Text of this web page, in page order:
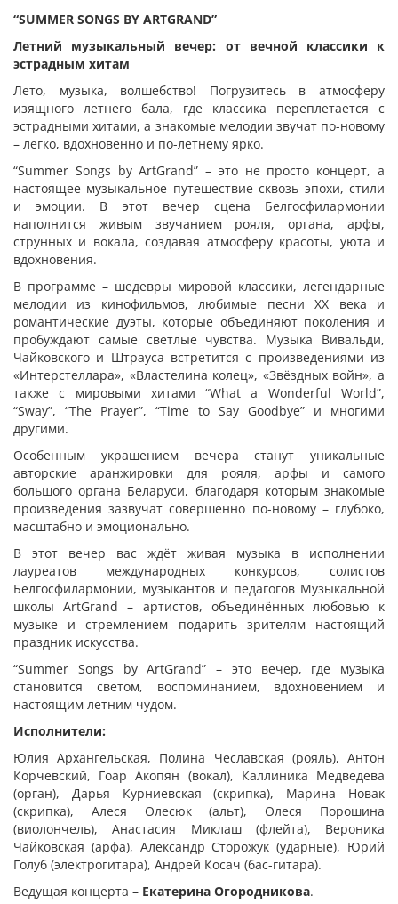
“SUMMER SONGS BY ARTGRAND”
Летний музыкальный вечер: от вечной классики к
эстрадным хитам
Лето, музыка, волшебство! Погрузитесь в атмосферу
изящного летнего бала, где классика переплетается с
эстрадными хитами, а знакомые мелодии звучат по-новому
– легко, вдохновенно и по-летнему ярко.
“Summer Songs by ArtGrand” – это не просто концерт, а
настоящее музыкальное путешествие сквозь эпохи, стили
и эмоции. В этот вечер сцена Белгосфилармонии
наполнится живым звучанием рояля, органа, арфы,
струнных и вокала, создавая атмосферу красоты, уюта и
вдохновения.
В программе – шедевры мировой классики, легендарные
мелодии из кинофильмов, любимые песни XX века и
романтические дуэты, которые объединяют поколения и
пробуждают самые светлые чувства. Музыка Вивальди,
Чайковского и Штрауса встретится с произведениями из
«Интерстеллара», «Властелина колец», «Звёздных войн», а
также с мировыми хитами “What a Wonderful World”,
“Sway”, “The Prayer”, “Time to Say Goodbye” и многими
другими.
Особенным украшением вечера станут уникальные
авторские аранжировки для рояля, арфы и самого
большого органа Беларуси, благодаря которым знакомые
произведения зазвучат совершенно по-новому – глубоко,
масштабно и эмоционально.
В этот вечер вас ждёт живая музыка в исполнении
лауреатов международных конкурсов, солистов
Белгосфилармонии, музыкантов и педагогов Музыкальной
школы ArtGrand – артистов, объединённых любовью к
музыке и стремлением подарить зрителям настоящий
праздник искусства.
“Summer Songs by ArtGrand” – это вечер, где музыка
становится светом, воспоминанием, вдохновением и
настоящим летним чудом.
Исполнители:
Юлия Архангельская, Полина Чеславская (рояль), Антон
Корчевский, Гоар Акопян (вокал), Каллиника Медведева
(орган), Дарья Курниевская (скрипка), Марина Новак
(скрипка), Алеся Олесюк (альт), Олеся Порошина
(виолончель), Анастасия Миклаш (флейта), Вероника
Чайковская (арфа), Александр Сторожук (ударные), Юрий
Голуб (электрогитара), Андрей Косач (бас-гитара).
Ведущая концерта – Екатерина Огородникова.